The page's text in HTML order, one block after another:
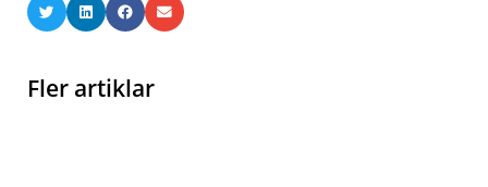
Fler artiklar